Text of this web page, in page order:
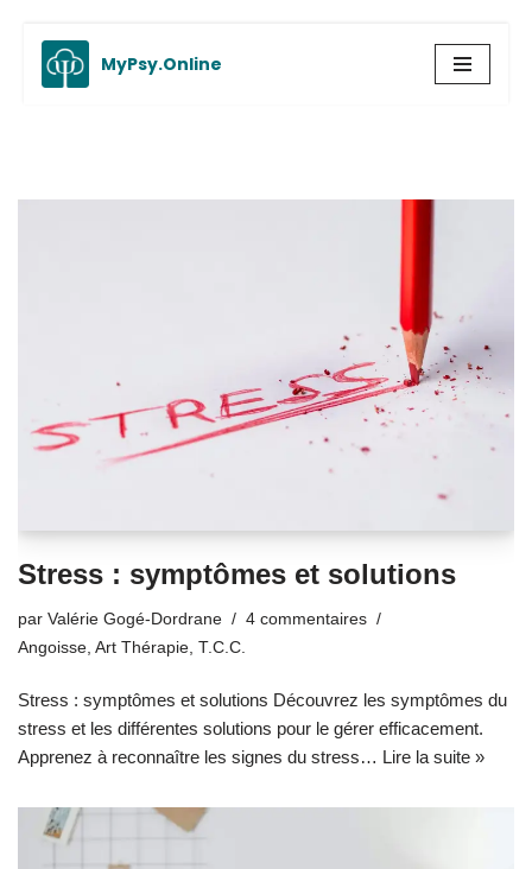
Aller
au
MyPsy.Online
Stress : symptômes et solutions
par Valérie Gogé-Dordrane
4 commentaires
Angoisse Art Thérapie T.C.C.
Stress : symptômes et solutions Découvrez les symptômes du
stress et les différentes solutions pour le gérer efficacement.
Apprenez à reconnaître les signes du stress… Lire la suite »